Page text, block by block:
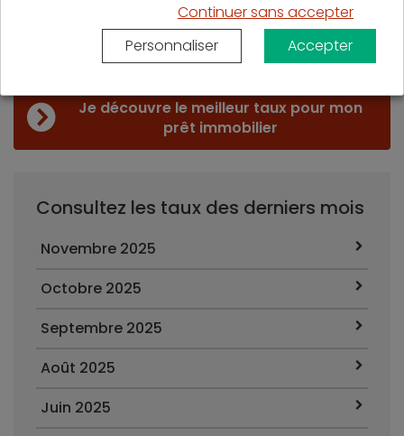
et d’optimiser son taux d’endettement pour
bénéficier des meilleures conditions.
Je découvre le meilleur taux pour mon
prêt immobilier
Consultez les taux des derniers mois
Novembre 2025
Octobre 2025
Septembre 2025
Août 2025
Juin 2025
Continuer sans accepter
Personnaliser
Accepter